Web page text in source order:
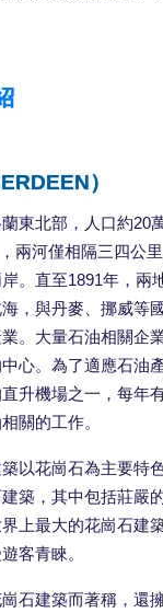
）
東北部，人口約20
兩河僅相隔三四公
。直至1891年，兩
，與丹麥、挪威等
。大量石油相關企
心。為了適應石油
升機場之一，每年
關的工作。
以花崗石為主要特
築，其中包括莊嚴
上最大的花崗石建
客青睞。
石建築而著稱，還